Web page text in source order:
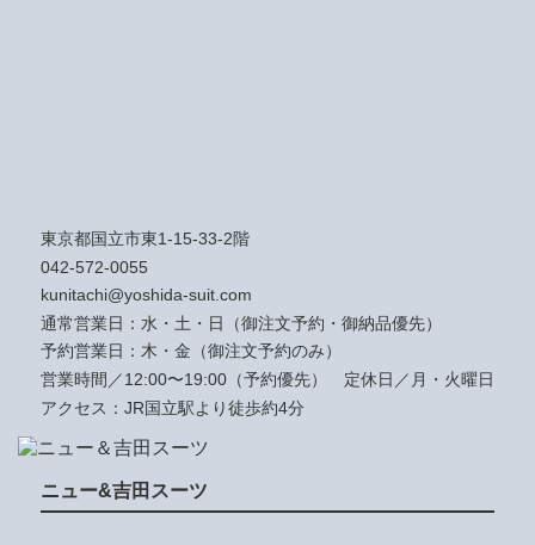
東京都国立市東1-15-33-2階
042-572-0055
kunitachi@yoshida-suit.com
通常営業日：水・土・日（御注文予約・御納品優先）
予約営業日：木・金（御注文予約のみ）
営業時間／12:00〜19:00（予約優先） 定休日／月・火曜日
アクセス：JR国立駅より徒歩約4分
ニュー&吉田スーツ